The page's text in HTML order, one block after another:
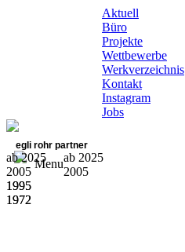
Aktuell
Büro
Projekte
Wettbewerbe
Werkverzeichnis
Kontakt
Instagram
Jobs
egli rohr partner
Menu
ab 2025
2005
1995
1972
ab 2025
2005
1995
1972